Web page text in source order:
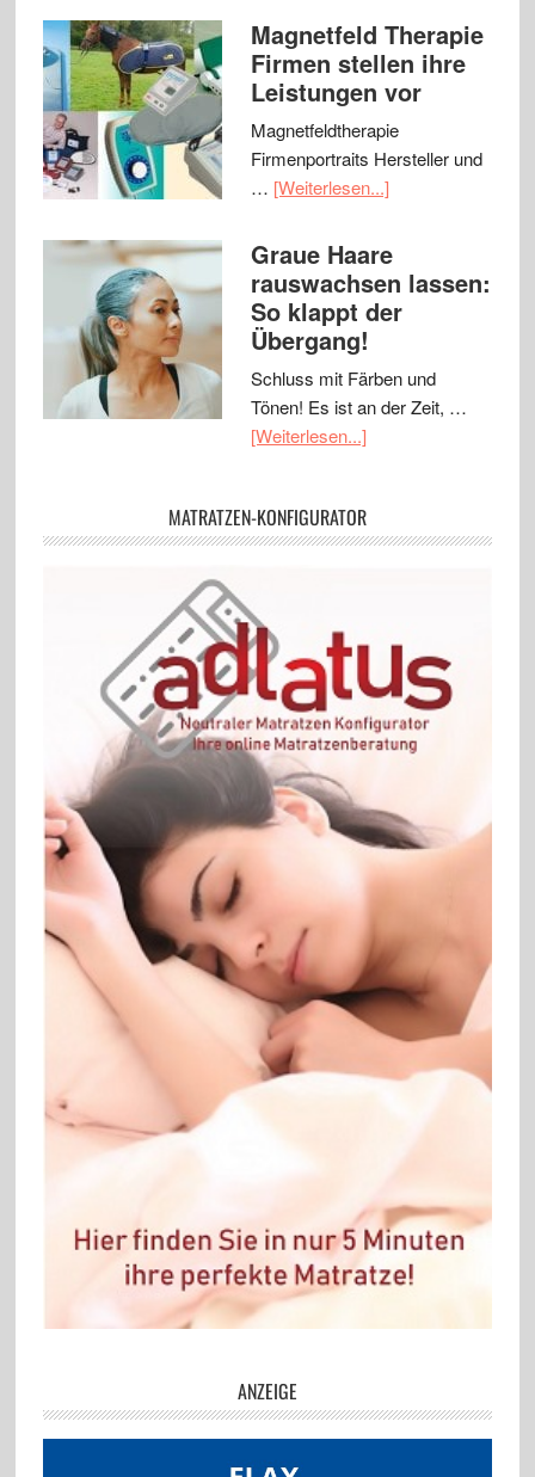
Magnetfeld Therapie
Firmen stellen ihre
Leistungen vor
Magnetfeldtherapie
Firmenportraits Hersteller und
… [Weiterlesen...]
Graue Haare
rauswachsen lassen:
So klappt der
Übergang!
Schluss mit Färben und
Tönen! Es ist an der Zeit, …
[Weiterlesen...]
MATRATZEN-KONFIGURATOR
ANZEIGE